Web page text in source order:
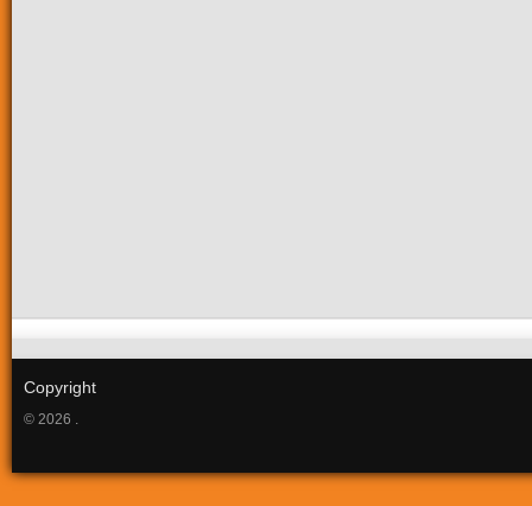
Copyright
© 2026 .